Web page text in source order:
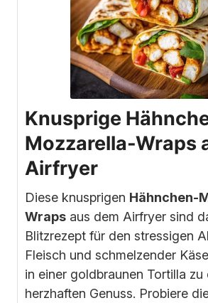
Knusprige
Mozzarella-Wraps
Airfryer
Diese knusprigen Hähnchen-
Wraps aus dem Airfryer sind
Blitzrezept für den stressigen
Fleisch und schmelzender
in einer goldbraunen Tortilla zu
herzhaften Genuss. Probiere